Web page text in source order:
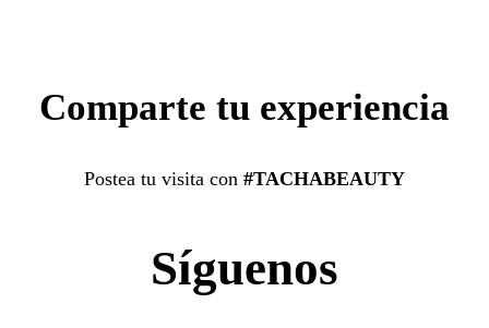
Comparte tu experiencia
Postea tu visita con #TACHABEAUTY
Síguenos